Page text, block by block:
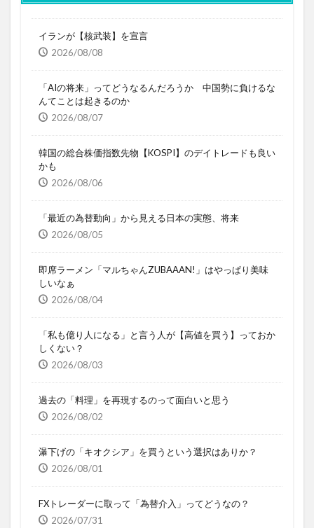
イランが【核武装】を宣言
2026/08/08
「AIの将来」ってどうなるんだろうか 中国勢に負けるな
んてことは起きるのか
2026/08/07
韓国の総合株価指数先物【KOSPI】のデイトレードも良い
かも
2026/08/06
「最近の為替動向」から見える日本の実態、将来
2026/08/05
即席ラーメン「マルちゃんZUBAAAN!」はやっぱり美味
しいなぁ
2026/08/04
「私も億り人になる」と言う人が【高値を買う】っておか
しくない？
2026/08/03
過去の「料理」を再現するのって面白いと思う
2026/08/02
瀑下げの「キオクシア」を買うという選択はありか？
2026/08/01
FXトレーダーに取って「為替介入」ってどうなの？
2026/07/31